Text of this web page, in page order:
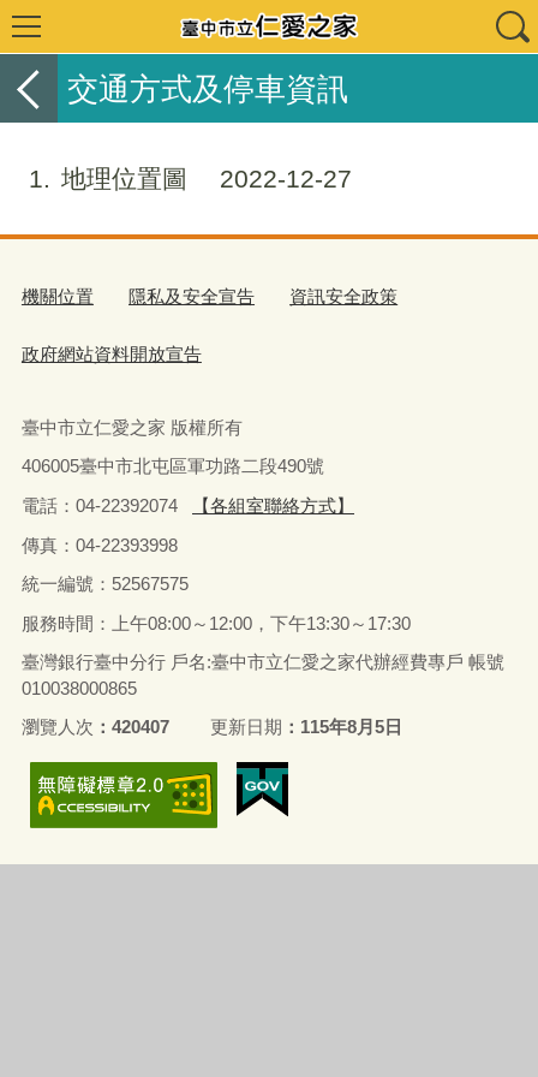
交通方式及停車資訊
1 地理位置圖 2022-12-27
機關位置 隱私及安全宣告 資訊安全政策
政府網站資料開放宣告
臺中市立仁愛之家 版權所有
406005臺中市北屯區軍功路二段490號
電話：04-22392074
【各組室聯絡方式】
傳真：04-22393998
統一編號：52567575
服務時間：上午08:00～12:00，下午13:30～17:30
臺灣銀行臺中分行 戶名:臺中市立仁愛之家代辦經費專戶 帳號
010038000865
瀏覽人次
420407 更新日期 115年8月5日